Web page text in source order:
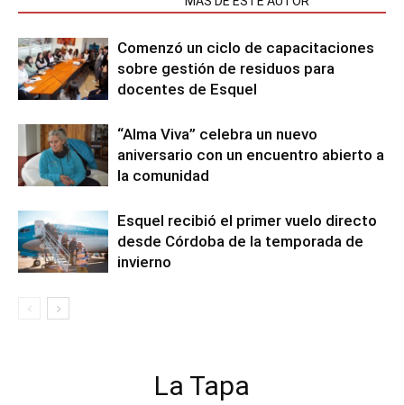
Comenzó un ciclo de capacitaciones
sobre gestión de residuos para
docentes de Esquel
“Alma Viva” celebra un nuevo
aniversario con un encuentro abierto a
la comunidad
Esquel recibió el primer vuelo directo
desde Córdoba de la temporada de
invierno
La Tapa